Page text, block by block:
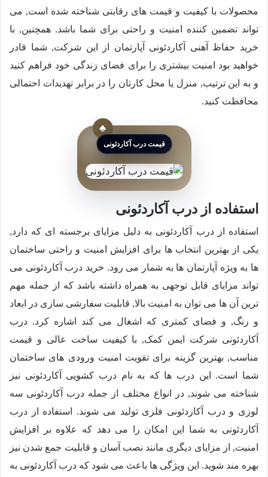
محصولات با کیفیت و قیمت های رقابتی شناخته شده است, می
تواند تضمین کننده امنیت و راحتی برای شما باشد. همچنین, با
خرید حفاظ آهنی آکاردئونی آپارتمان از این شرکت, شما قادر
خواهید بود امنیت بیشتری را برای فضای زندگی خود فراهم کنید
و به این ترتیب, منزل یا محل کارتان را در برابر تهدیدات احتمالی
محافظت کنید.
قیمت درب آکاردئونی
استفاده از درب آکاردئونی
استفاده از درب آکاردئونی به دلیل مزایای برجسته ای که دارد,
یکی از بهترین انتخاب ها برای افزایش امنیت و راحتی ساختمان
ها به ویژه آپارتمان ها به شمار می رود. خرید درب آکاردئونی می
تواند مزایای قابل توجهی به همراه داشته باشد که از جمله مهم
ترین آن ها می توان به امنیت بالا, قابلیت سفارشی سازی در ابعاد
و رنگ, و فضای کمتری که اشغال می کند اشاره کرد. درب
آکاردئونی شرکت ایمن کمک, با کیفیت ساخت عالی و قیمت
مناسب, بهترین گزینه برای تقویت امنیت ورودی های ساختمان
شما است. این درب ها که به نام درب کشویی آکاردئونی نیز
شناخته می شوند, در انواع مختلف از جمله درب آکاردئونی سه
لوزی و درب آکاردئونی فلزی تولید می شوند. استفاده از درب
آکاردئونی به شما این امکان را می دهد که علاوه بر افزایش
امنیت, از مزایای دیگری مانند نصب آسان و قابلیت جمع شدن نیز
بهره مند شوید. این ویژگی ها باعث می شود که درب آکاردئونی به